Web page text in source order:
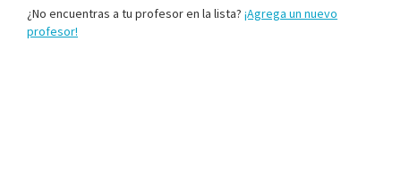
¿No encuentras a tu profesor en la lista? ¡Agrega un nuevo
profesor!